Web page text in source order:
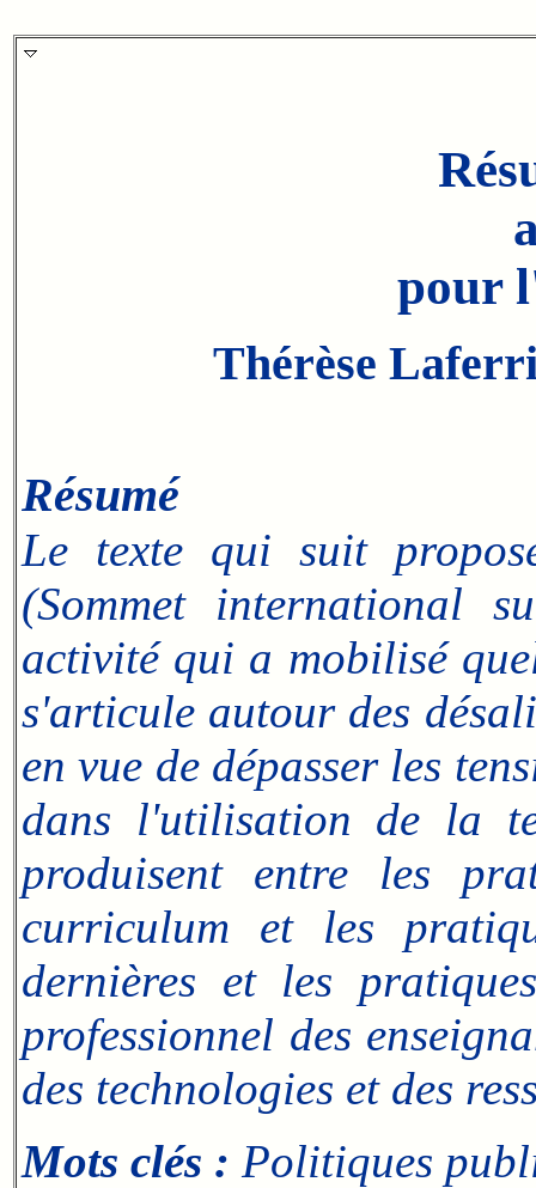
pour
Thérèse
Résumé
Le texte qui suit
(Sommet international
activité qui a mobilisé
s'articule autour des
en vue de dépasser les
dans l'utilisation de la
produisent entre les
curriculum et les
dernières et les
professionnel des
des technologies et des
Mots clés : Politiques